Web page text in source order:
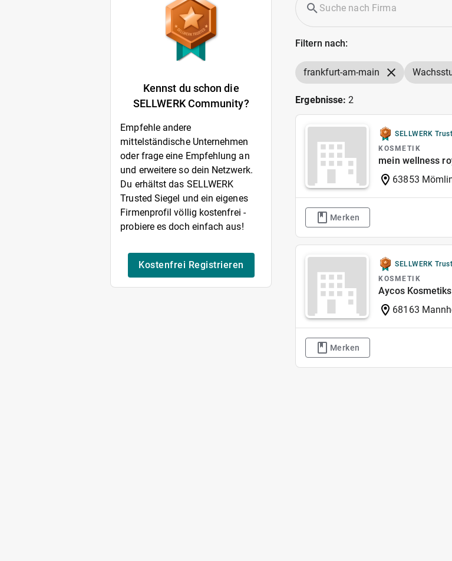
Kennst du schon die
SELLWERK Community?
Empfehle andere
mittelständische Unternehmen
oder frage eine Empfehlung an
und erweitere so dein Netzwerk.
Du erhältst das SELLWERK
Trusted Siegel und ein eigenes
Firmenprofil völlig kostenfrei -
probiere es doch einfach aus!
Kostenfrei Registrieren
Filtern nach:
frankfurt-am-main
Ergebnisse:2
SELLWERK
KOSMETIK
mein wellness
63853
Merken
SELLWERK
KOSMETIK
Aycos
68163
Merken